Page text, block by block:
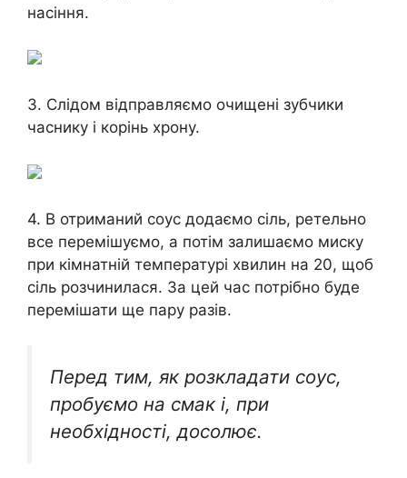
насіння.
3. Слідом відправляємо очищені зубчики
часнику і корінь хрону.
4. В отриманий соус додаємо сіль, ретельно
все перемішуємо, а потім залишаємо миску
при кімнатній температурі хвилин на 20, щоб
сіль розчинилася. За цей час потрібно буде
перемішати ще пару разів.
Перед тим, як розкладати соус,
пробуємо на смак і, при
необхідності, досолює.